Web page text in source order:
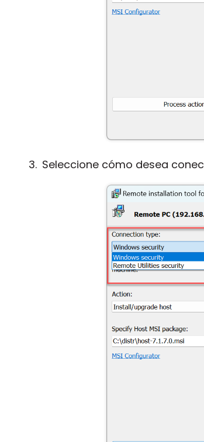
Seleccione cómo desea